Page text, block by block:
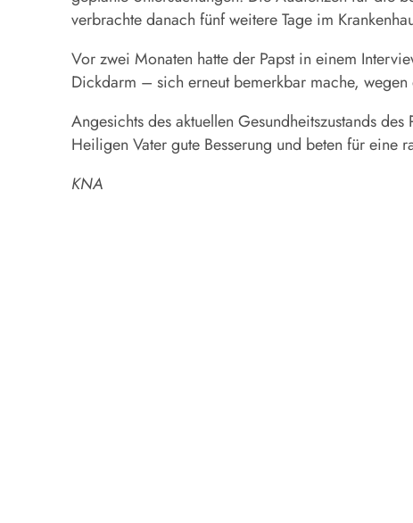
verbrachte danach fünf weitere Tage im
Vor zwei Monaten hatte der Papst in einem
Dickdarm – sich erneut bemerkbar mache,
Angesichts des aktuellen Gesundheitszustands
Heiligen Vater gute Besserung und beten für eine
KNA